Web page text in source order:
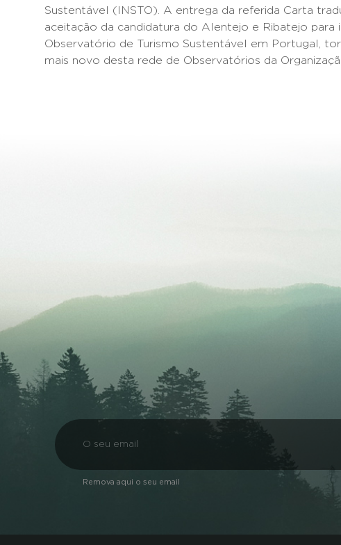
Sustentável (INSTO). A entrega da referida Carta
aceitação da candidatura do Alentejo e Ribatejo para
Observatório de Turismo Sustentável em Portugal,
mais novo desta rede de Observatórios da
Remova aqui o seu email